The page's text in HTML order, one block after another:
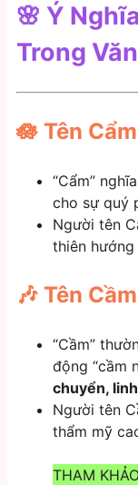
🌸 Ý
Trong
🪷 Tên
“Cẩm”
cho sự quý
Người tên
thiên
🎶 Tên
“Cầm”
động “cầm
chuyển,
Người tên
thẩm mỹ
THAM